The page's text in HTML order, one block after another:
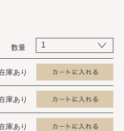
数量
庫あり
庫あり
庫あり